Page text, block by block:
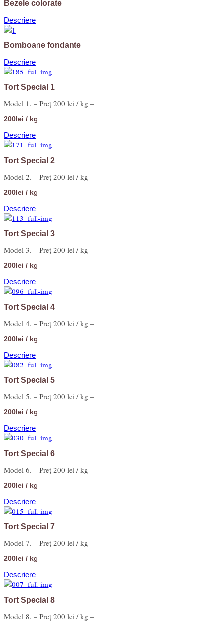
Bezele colorate
Descriere
Bomboane fondante
Descriere
Tort Special 1
Model 1. – Preţ 200 lei / kg –
200lei / kg
Descriere
Tort Special 2
Model 2. – Preţ 200 lei / kg –
200lei / kg
Descriere
Tort Special 3
Model 3. – Preţ 200 lei / kg –
200lei / kg
Descriere
Tort Special 4
Model 4. – Preţ 200 lei / kg –
200lei / kg
Descriere
Tort Special 5
Model 5. – Preţ 200 lei / kg –
200lei / kg
Descriere
Tort Special 6
Model 6. – Preţ 200 lei / kg –
200lei / kg
Descriere
Tort Special 7
Model 7. – Preţ 200 lei / kg –
200lei / kg
Descriere
Tort Special 8
Model 8. – Preţ 200 lei / kg –